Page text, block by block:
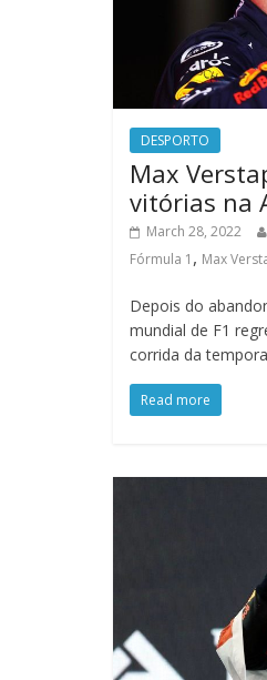
DESPORTO
Max
vitórias na
March 28, 2022
Fórmula 1 , Max
Depois do
mundial de F1
corrida da
Read more